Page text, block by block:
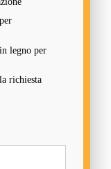
legno per
richiesta